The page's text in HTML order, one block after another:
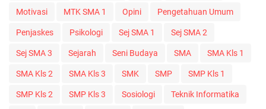
Motivasi MTK SMA 1 Opini Pengetahuan Umum
Penjaskes Psikologi Sej SMA 1 Sej SMA 2
Sej SMA 3 Sejarah Seni Budaya SMA SMA Kls 1
SMA Kls 2 SMA Kls 3 SMK SMP SMP Kls 1
SMP Kls 2 SMP Kls 3 Sosiologi Teknik Informatika